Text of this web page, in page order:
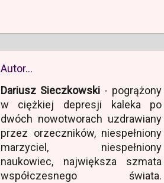
Autor…
Dariusz Sieczkowski - pogrążony
w ciężkiej depresji kaleka po
dwóch nowotworach uzdrawiany
przez orzeczników, niespełniony
marzyciel, niespełniony
naukowiec, największa szmata
współczesnego świata.